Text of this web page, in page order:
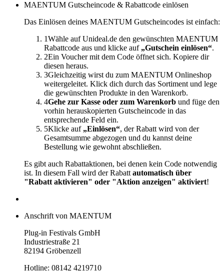
MAENTUM Gutscheincode & Rabattcode einlösen
Das Einlösen deines MAENTUM Gutscheincodes ist einfach:
1Wähle auf Unideal.de den gewünschten MAENTUM
Rabattcode aus und klicke auf „Gutschein einlösen“.
2Ein Voucher mit dem Code öffnet sich. Kopiere dir
diesen heraus.
3Gleichzeitig wirst du zum MAENTUM Onlineshop
weitergeleitet. Klick dich durch das Sortiment und lege
die gewünschten Produkte in den Warenkorb.
4Gehe zur Kasse oder zum Warenkorb und füge den
vorhin herauskopierten Gutscheincode in das
entsprechende Feld ein.
5Klicke auf „Einlösen“, der Rabatt wird von der
Gesamtsumme abgezogen und du kannst deine
Bestellung wie gewohnt abschließen.
Es gibt auch Rabattaktionen, bei denen kein Code notwendig
ist. In diesem Fall wird der Rabatt automatisch über
"Rabatt aktivieren" oder "Aktion anzeigen" aktiviert!
Anschrift von MAENTUM
Plug-in Festivals GmbH
Industriestraße 21
82194 Gröbenzell
Hotline: 08142 4219710